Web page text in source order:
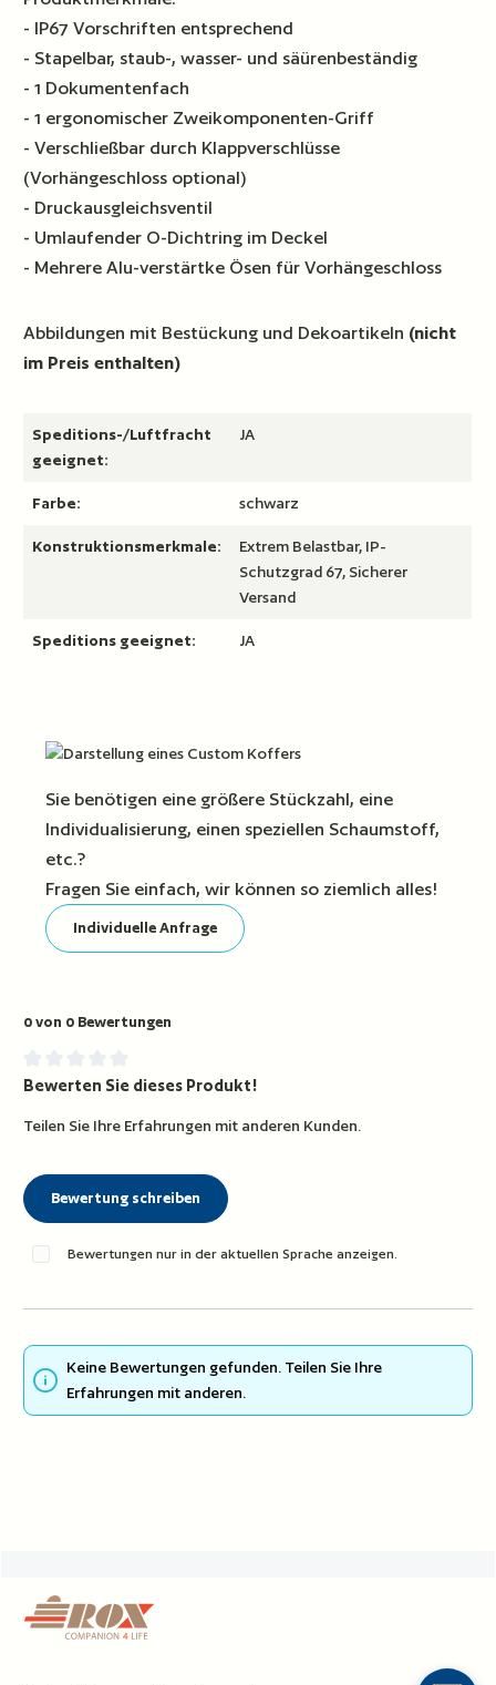
- IP67 Vorschriften entsprechend
- Stapelbar, staub-, wasser- und säürenbeständig
- 1 Dokumentenfach
- 1 ergonomischer Zweikomponenten-Griff
- Verschließbar durch Klappverschlüsse
(Vorhängeschloss optional)
- Druckausgleichsventil
- Umlaufender O-Dichtring im Deckel
- Mehrere Alu-verstärtke Ösen für Vorhängeschloss
Abbildungen mit Bestückung und Dekoartikeln (nicht
im Preis enthalten)
Speditions-/Luftfracht
geeignet:
JA
Farbe: schwarz
Konstruktionsmerkmale:
Extrem Belastbar, IP-
Schutzgrad 67, Sicherer
Versand
Speditions geeignet: JA
Sie benötigen eine größere Stückzahl, eine
Individualisierung, einen speziellen Schaumstoff,
etc.?
Fragen Sie einfach, wir können so ziemlich alles!
Individuelle Anfrage
0 von 0 Bewertungen
Durchschnittliche Bewertung von 0 von 5 Sternen
Bewerten Sie dieses Produkt!
Teilen Sie Ihre Erfahrungen mit anderen Kunden.
Bewertung schreiben
Bewertungen nur in der aktuellen Sprache anzeigen.
Keine Bewertungen gefunden. Teilen Sie Ihre
Erfahrungen mit anderen.